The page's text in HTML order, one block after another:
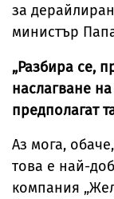
за
министър
„Разбира се,
наслагване
предполагат
Аз мога,
това е най-
компания